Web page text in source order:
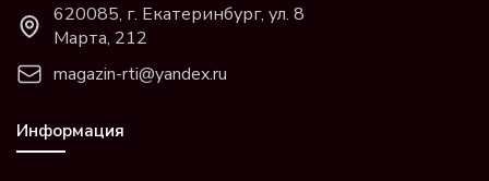
620085, г. Екатеринбург, ул. 8
Марта, 212
magazin-rti@yandex.ru
Информация